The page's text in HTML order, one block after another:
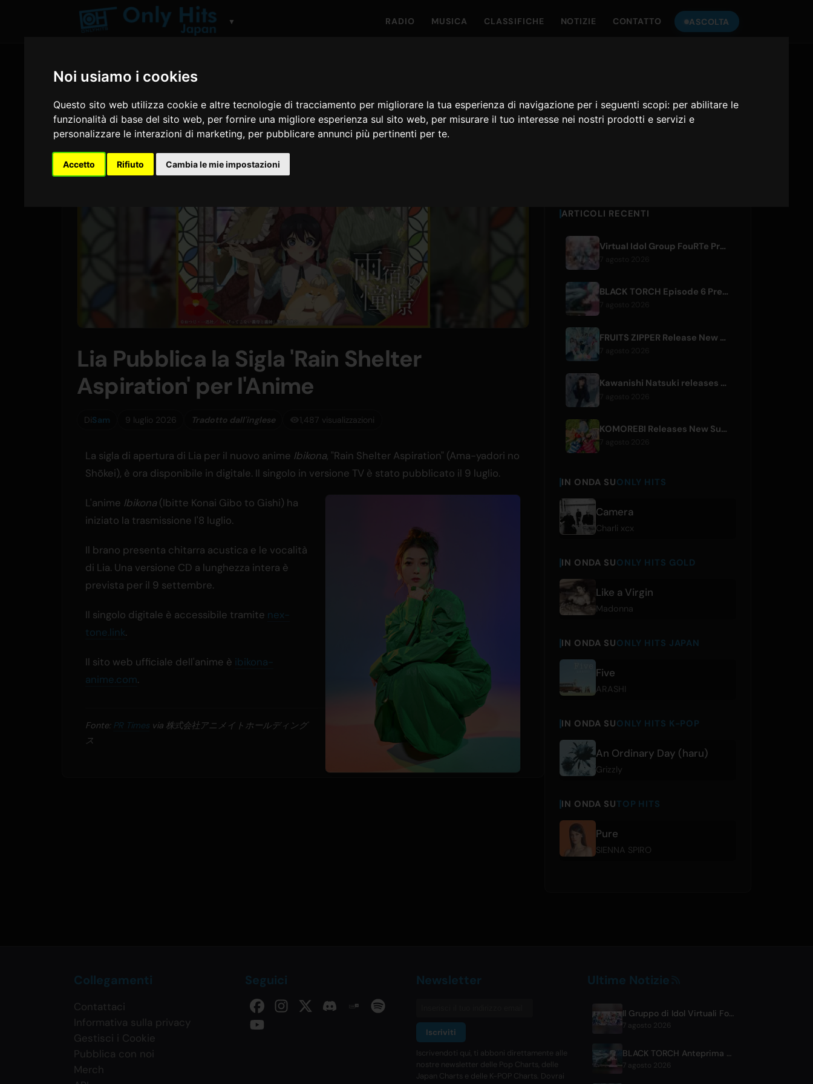
Noi usiamo i cookies
Questo sito web utilizza cookie e altre tecnologie di tracciamento per migliorare la tua esperienza di navigazione per i seguenti scopi: per abilitare le
funzionalità di base del sito web, per fornire una migliore esperienza sul sito web, per misurare il tuo interesse nei nostri prodotti e servizi e
personalizzare le interazioni di marketing, per pubblicare annunci più pertinenti per te.
Accetto Rifiuto Cambia le mie impostazioni
▼ RADIO MUSICA CLASSIFICHE NOTIZIE CONTATTO ASCOLTA
Lia Pubblica la Sigla 'Rain Shelter
Aspiration' per l'Anime
DiSam 9 luglio 2026 Tradotto dall'inglese 1,487 visualizzazioni
La sigla di apertura di Lia per il nuovo anime Ibikona, "Rain Shelter Aspiration" (Ama-yadori no
Shōkei), è ora disponibile in digitale. Il singolo in versione TV è stato pubblicato il 9 luglio.
L'anime Ibikona (Ibitte Konai Gibo to Gishi) ha
iniziato la trasmissione l'8 luglio.
Il brano presenta chitarra acustica e le vocalità
di Lia. Una versione CD a lunghezza intera è
prevista per il 9 settembre.
Il singolo digitale è accessibile tramite nex-
tone.link.
Il sito web ufficiale dell'anime è ibikona-
anime.com.
Fonte: PR Times via 株式会社アニメイトホールディング
ス
ARTICOLI RECENTI
Virtual Idol Group FouRTe Project Debuts with 'ALL IN' Album Produced by m-flo's ☆Taku Takahashi
7 agosto 2026
BLACK TORCH Episode 6 Preview and Streaming Details
FRUITS ZIPPER Release New Collaboration Song '1,2,3,FOOOOUR'
Kawanishi Natsuki releases digital single 'Sayonara wa Ichiban Kirei na Atashi de'
KOMOREBI Releases New Summer Single 'Letsu Natsu'
7 agosto 2026
IN ONDA SUONLY HITS
Camera
Charli xcx
IN ONDA SUONLY HITS GOLD
Like a Virgin
Madonna
IN ONDA SUONLY HITS JAPAN
Five
ARASHI
IN ONDA SUONLY HITS K-POP
An Ordinary Day (haru)
Grizzly
IN ONDA SUTOP HITS
Pure
SIENNA SPIRO
Collegamenti
Contattaci
Informativa sulla privacy
Gestisci i Cookie
Pubblica con noi
Merch
Seguici Newsletter
Iscriviti
Iscrivendoti qui, ti abboni direttamente alle
nostre newsletter delle Pop Charts, delle
Japan Charts e delle K-POP Charts. Dovrai
Ultime Notizie
Il Gruppo di Idol Virtuali FouRTe Project Debutta con l'Album 'ALL IN' Prodotto da ☆Taku Takahashi degli m-flo
7 agosto 2026
BLACK TORCH Anteprima e Dettagli Streaming Episodio 6
7 agosto 2026